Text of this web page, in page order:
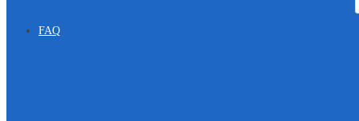
FAQ